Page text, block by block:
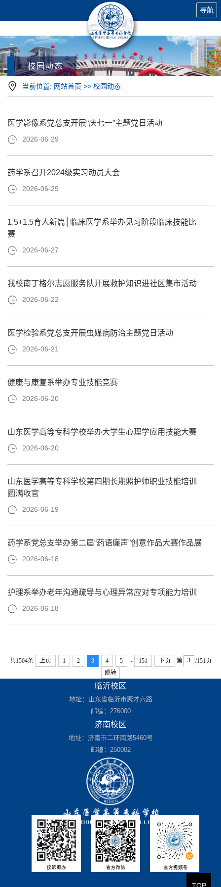
导航
校园动态
当前位置: 网站首页 >> 校园动态
医学影像系党总支开展“庆七一”主题党日活动
2026-06-29
药学系召开2024级实习动员大会
2026-06-29
1.5+1.5育人新篇│临床医学系举办见习阶段临床技能比
赛
2026-06-27
我校南丁格尔志愿服务队开展救护知识进社区集市活动
2026-06-22
医学检验系党总支开展虫媒病防治主题党日活动
2026-06-21
健康与康复系举办专业技能竞赛
2026-06-20
山东医学高等专科学校举办大学生心理学应用技能大赛
2026-06-20
山东医学高等专科学校第四期长期照护师职业技能培训
圆满收官
2026-06-19
药学系党总支举办第二届“药语廉声”创意作品大赛作品展
2026-06-18
护理系举办老年沟通疏导与心理异常应对专项能力培训
2026-06-18
共1504条 上页 1 2 3 4 5 ... 151 下页 第
/151页
跳转
临沂校区
地址：山东省临沂市聚才六路
邮编：276000
济南校区
地址：济南市二环南路5460号
邮编：250002